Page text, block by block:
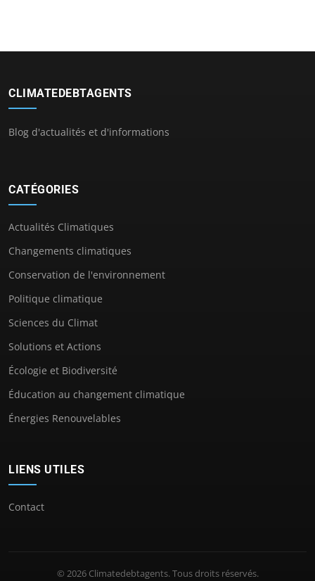
CLIMATEDEBTAGENTS
Blog d'actualités et d'informations
CATÉGORIES
Actualités Climatiques
Changements climatiques
Conservation de l'environnement
Politique climatique
Sciences du Climat
Solutions et Actions
Écologie et Biodiversité
Éducation au changement climatique
Énergies Renouvelables
LIENS UTILES
Contact
© 2026 Climatedebtagents. Tous droits réservés.